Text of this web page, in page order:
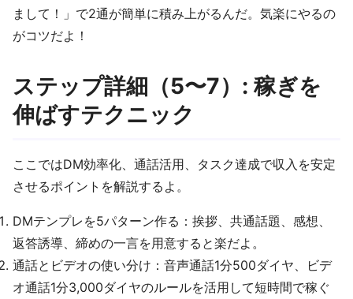
まして！」で2通が簡単に積み上がるんだ。気楽にやるの
がコツだよ！
ステップ詳細（5〜7）: 稼ぎを
伸ばすテクニック
ここではDM効率化、通話活用、タスク達成で収入を安定
させるポイントを解説するよ。
DMテンプレを5パターン作る：挨拶、共通話題、感想、
返答誘導、締めの一言を用意すると楽だよ。
通話とビデオの使い分け：音声通話1分500ダイヤ、ビデ
オ通話1分3,000ダイヤのルールを活用して短時間で稼ぐ